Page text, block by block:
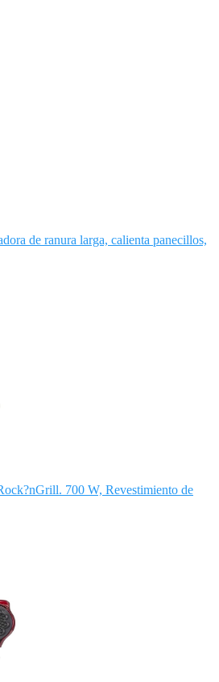
de ranura larga, calienta panecillos,
700 W, Revestimiento de